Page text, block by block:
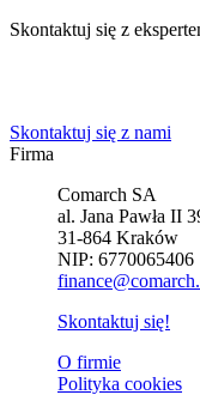
Skontaktuj się z
Skontaktuj się z nami
Firma
Comarch SA
al. Jana Pawła II
31-864 Kraków
NIP: 6770065406
Skontaktuj się!
O firmie
Polityka cookies